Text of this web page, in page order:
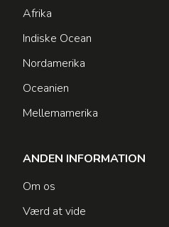
Afrika
Indiske Ocean
Nordamerika
Oceanien
Mellemamerika
ANDEN INFORMATION
Om os
Værd at vide